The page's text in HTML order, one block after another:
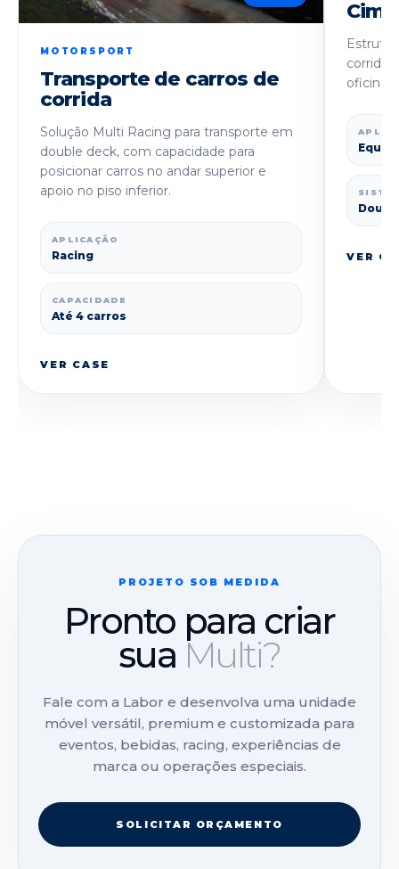
MOTORSPORT
Transporte de carros de
corrida
Solução Multi Racing para transporte em
double deck, com capacidade para
posicionar carros no andar superior e
apoio no piso inferior.
APLICAÇÃO
Racing
CAPACIDADE
Até 4 carros
VER CASE
corrida
oficina,
VER
PROJETO SOB MEDIDA
Pronto para criar
sua Multi?
Fale com a Labor e desenvolva uma unidade
móvel versátil, premium e customizada para
eventos, bebidas, racing, experiências de
marca ou operações especiais.
SOLICITAR ORÇAMENTO